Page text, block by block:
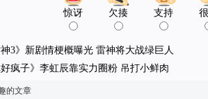
惊讶 欠揍 支持
神3》新剧情梗概曝光 雷神将大战绿巨人
好疯子》李虹辰靠实力圈粉 吊打小鲜肉
的文章